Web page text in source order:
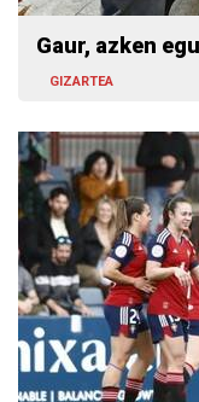
Gaur, azken
GIZARTEA